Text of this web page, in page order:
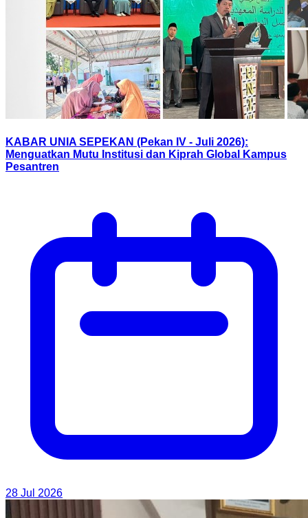
KABAR UNIA SEPEKAN (Pekan IV - Juli 2026):
Menguatkan Mutu Institusi dan Kiprah Global Kampus
Pesantren
28 Jul 2026